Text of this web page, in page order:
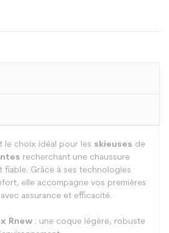
le choix idéal pour les skieuses de
recherchant une chaussure
fiable. Grâce à ses technologies
elle accompagne vos premières
assurance et efficacité.
Rnew : une coque légère, robuste